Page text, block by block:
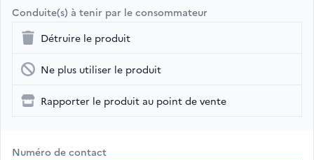
Conduite(s) à tenir par le consommateur
Détruire le produit
Ne plus utiliser le produit
Rapporter le produit au point de vente
Numéro de contact